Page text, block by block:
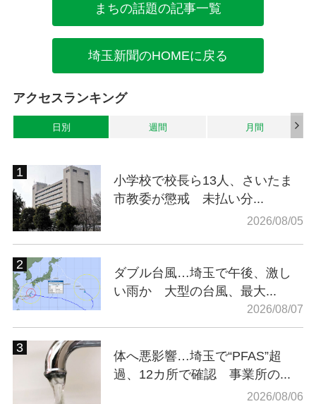
まちの話題の記事一覧
埼玉新聞のHOMEに戻る
アクセスランキング
日別 週間 月間
小学校で校長ら13人、さいたま
市教委が懲戒 未払い分...
2026/08/05
ダブル台風…埼玉で午後、激し
い雨か 大型の台風、最大...
2026/08/07
体へ悪影響…埼玉で“PFAS”超
過、12カ所で確認 事業所の...
2026/08/06